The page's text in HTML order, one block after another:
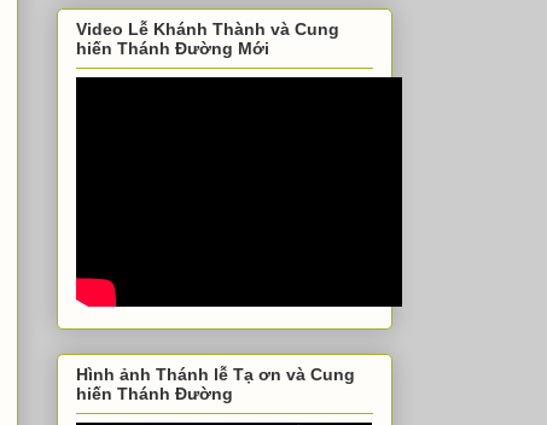
Video Lễ Khánh Thành và Cung
hiến Thánh Đường Mới
Hình ảnh Thánh lễ Tạ ơn và Cung
hiến Thánh Đường